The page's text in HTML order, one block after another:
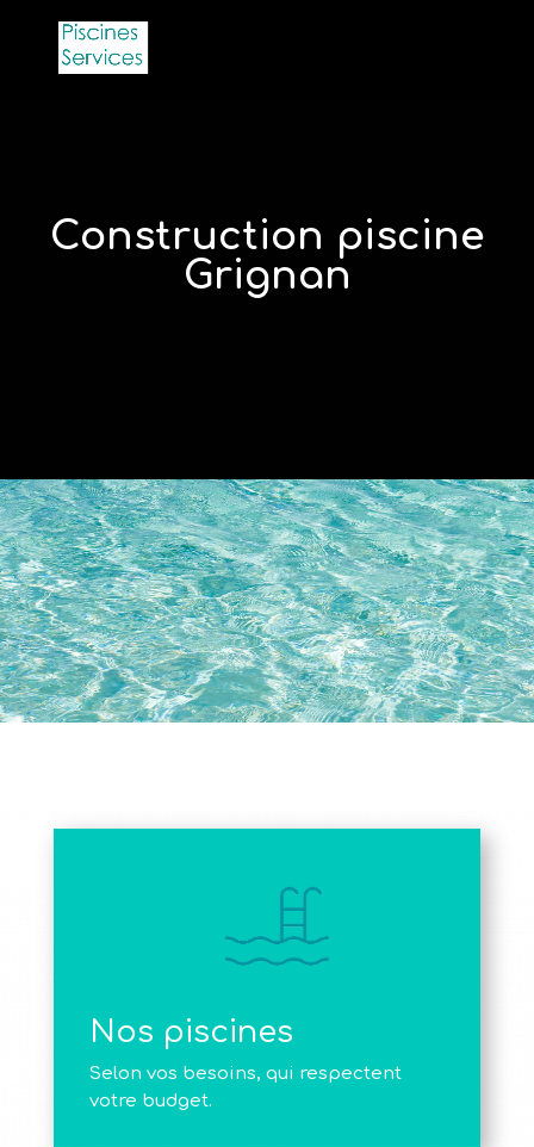
Construction piscine
Grignan
Nos piscines
Selon vos besoins, qui respectent
votre budget.